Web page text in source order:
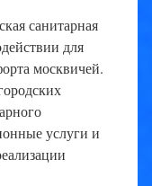
санитарная
для
москвичей.
услуги и